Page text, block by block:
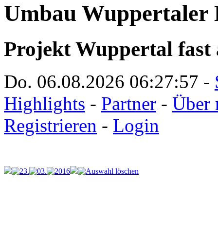
Umbau Wuppertaler
Projekt Wuppertal fast
Do. 06.08.2026 06:27:57 -
Highlights - Partner - Über
Registrieren - Login